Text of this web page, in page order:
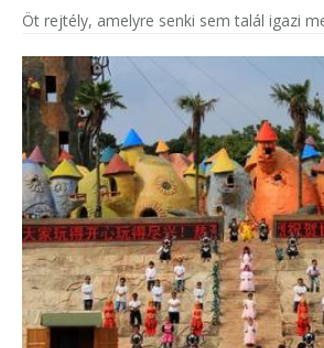
Öt rejtély, amelyre senki sem talál igazi